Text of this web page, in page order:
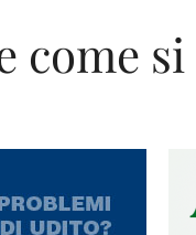
come